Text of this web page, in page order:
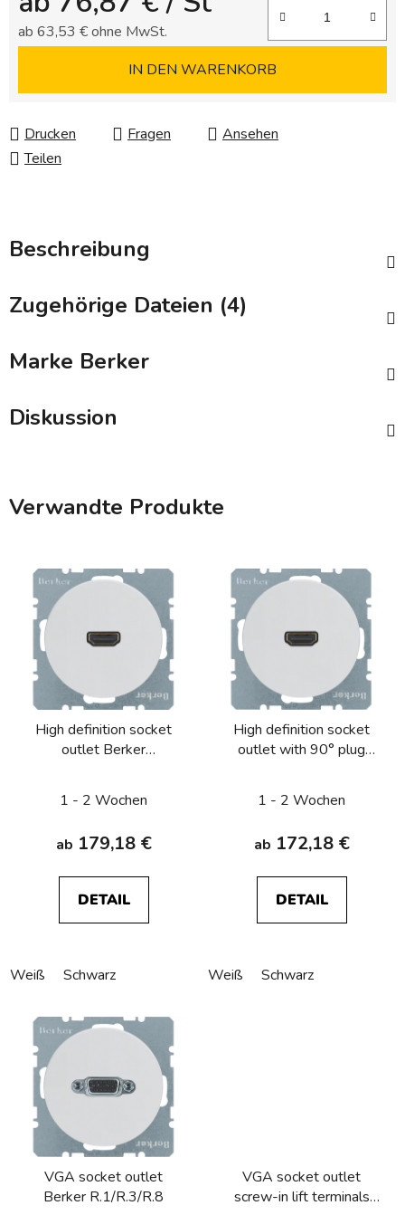
ab 63,53 €ohne MwSt.
IN DEN WARENKORB
Drucken Fragen
Ansehen
Teilen
Beschreibung
Zugehörige Dateien (4)
Marke Berker
Diskussion
Verwandte Produkte
High definition socket
outlet Berker
1 - 2 Wochen
ab 179,18 €
DETAIL
Weiß Schwarz
High definition socket
outlet with 90° plug
1 - 2 Wochen
ab 172,18 €
DETAIL
Weiß Schwarz
VGA socket outlet
Berker R.1/R.3/R.8
VGA socket outlet
screw-in lift terminals